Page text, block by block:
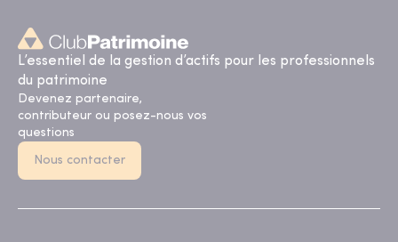
L’essentiel de la gestion d’actifs pour les professionnels
du patrimoine
Devenez partenaire,
contributeur ou posez-nous vos
questions
Nous contacter